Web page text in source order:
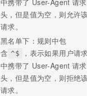
中携带了 User-Agent 请求
头，但是值为空，则允许该
请求。
黑名单下：规则中包
含 ^$
，表示如果用户请求
中携带了 User-Agent 请求
头，但是值为空，则拒绝该
请求。